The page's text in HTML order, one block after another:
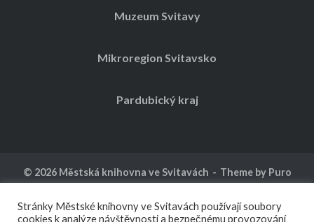
Muzeum Svitavy
Mikroregion Svitavsko
Pardubický kraj
© 2026 Městská knihovna ve Svitavách Theme by Puro
Kalendář akcí Ochrana osobních údajů
Stránky Městské knihovny ve Svitavách používají soubory
cookies k analýze návštěvnosti a bezpečnému provozování